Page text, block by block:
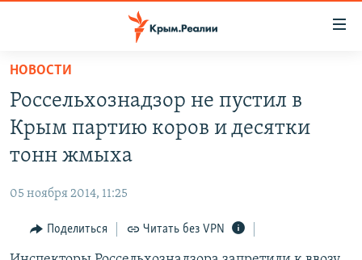
Вернуться
основному
содержанию
Вернутся
главной
навигации
Вернутся
11 ЛЕТ ОККУПАЦИИ КРЫМА. 11 ИСТОРИЙ СОПРОТИВЛЕНИЯ
ВОДА
ЕЩЕ
ИНТЕРАКТИВ
РАДІО СВОБОДА
НОВОСТИ
Россельхознадзор не пустил в
Крым партию коров и десятки
тонн жмыха
05 ноября 2014, 11:25
Поделиться Читать без VPN